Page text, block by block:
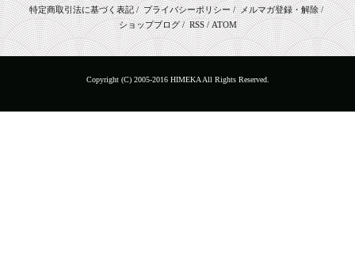
特定商取引法に基づく表記/ プライバシーポリシー/ メルマガ登録・解除/
ショップブログ/ RSS/ATOM
Copyright (C) 2005-2016 HIMEKA All Rights Reserved.